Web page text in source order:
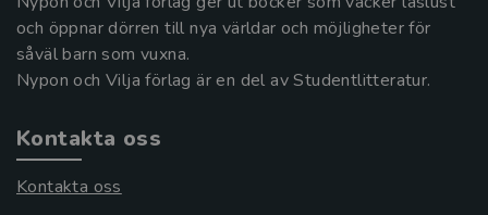
och öppnar dörren till nya världar och möjligheter för
såväl barn som vuxna.
Nypon och Vilja förlag är en del av Studentlitteratur.
Kontakta oss
Kontakta oss